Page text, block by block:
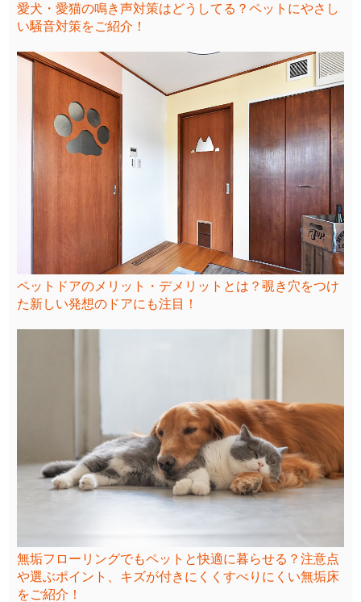
愛犬・愛猫の鳴き声対策はどうしてる？ペットにやさし
い騒音対策をご紹介！
ペットドアのメリット・デメリットとは？覗き穴をつけ
た新しい発想のドアにも注目！
無垢フローリングでもペットと快適に暮らせる？注意点
や選ぶポイント、キズが付きにくくすべりにくい無垢床
をご紹介！